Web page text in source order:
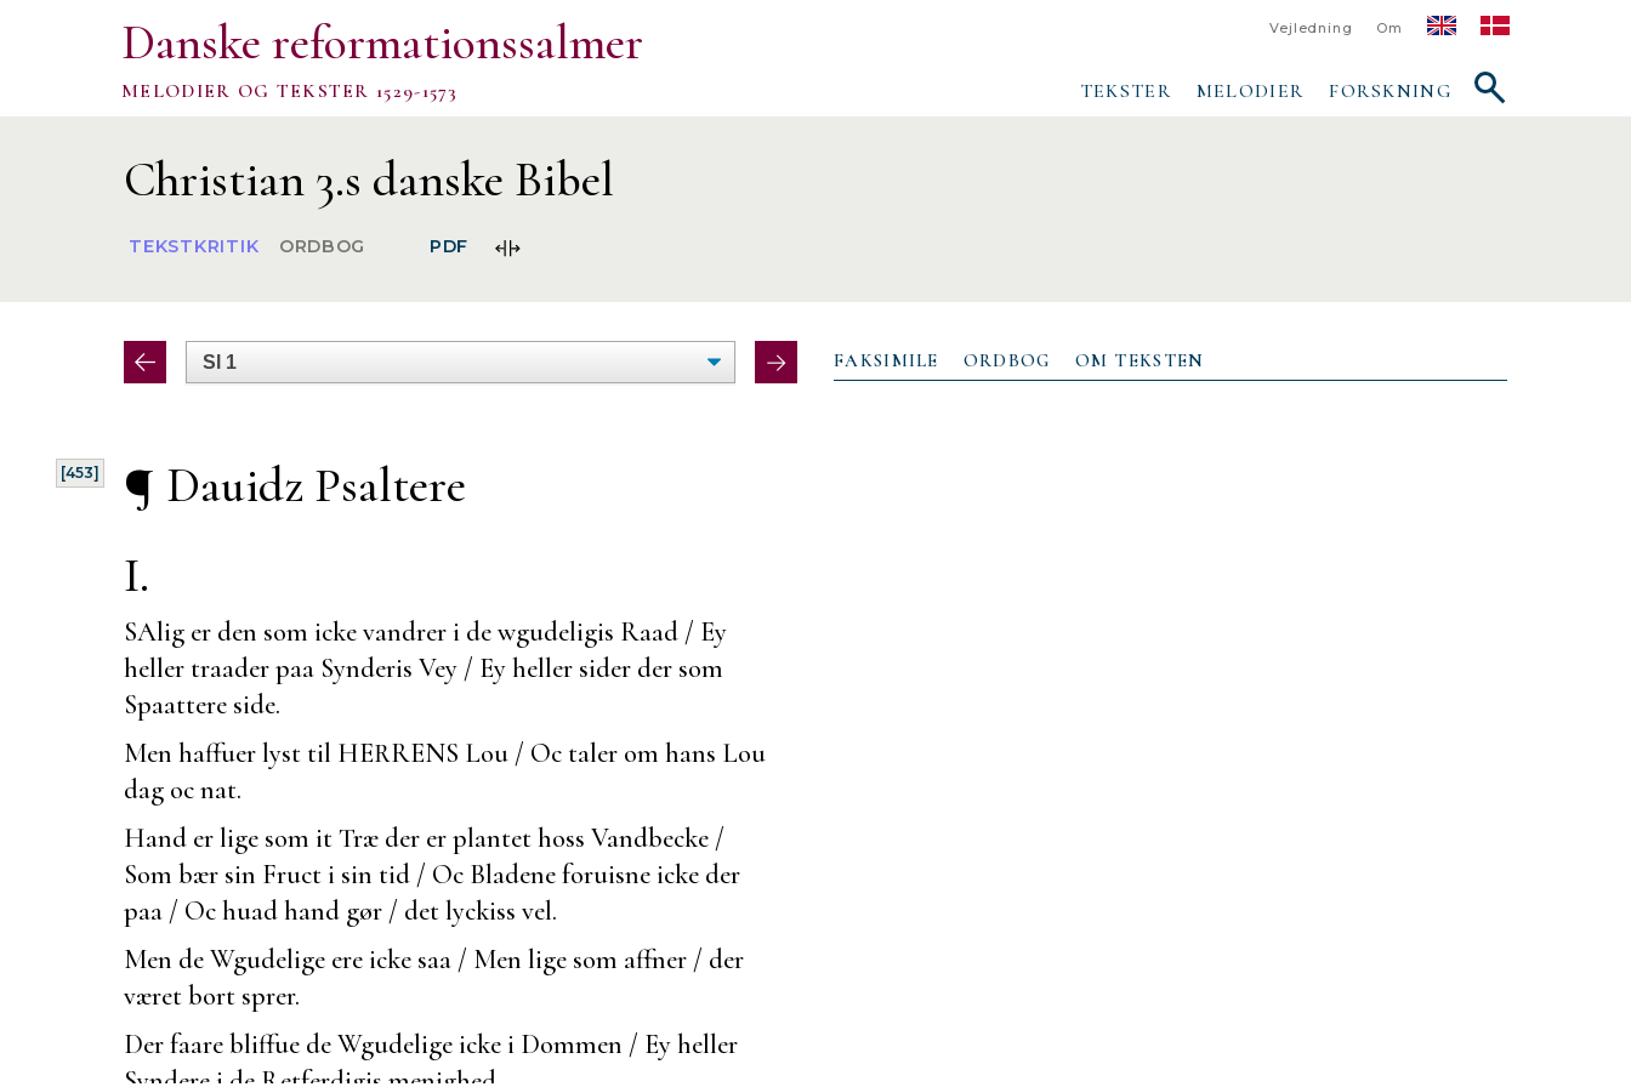
Danske reformationssalmer
MELODIER OG TEKSTER 1529-1573
Vejledning Om
TEKSTER MELODIER FORSKNING
Vis/skjul
søgefelt
Christian 3.s danske Bibel
TEKSTKRITIK ORDBOG PDF
FORØG/FORMINDSK
[453] ¶ Dauidz Psaltere
I.
SAlig er den som icke vandrer i de wgudeligis Raad / Ey
heller traader paa Synderis Vey / Ey heller sider der som
Spaattere side.
Men haffuer lyst til HERRENS Lou / Oc taler om hans Lou
dag oc nat.
Hand er lige som it Træ der er plantet hoss Vandbecke /
Som bær sin Fruct i sin tid / Oc Bladene foruisne icke der
paa / Oc huad hand gør / det lyckiss vel.
Men de Wgudelige ere icke saa / Men lige som affner / der
væretbort sprer.
Der faare bliffue de Wgudelige icke i Dommen / Ey heller
Syndere i de Retferdigis menighed.
FAKSIMILE ORDBOG OM TEKSTEN